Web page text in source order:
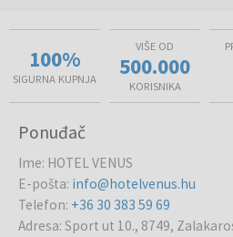
100%
SIGURNA KUPNJA
VIŠE OD
500.000
KORISNIKA
Ponuđač
Ime: HOTEL VENUS
E-pošta: info@hotelvenus.hu
Telefon: +36 30 383 59 69
Adresa: Sport ut 10., 8749,